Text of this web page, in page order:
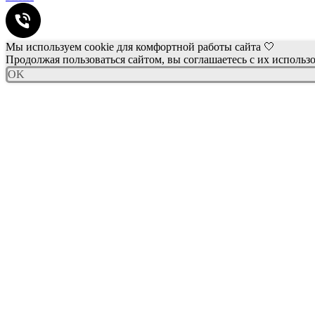
Мы используем cookie для комфортной работы сайта 🤍
Продолжая пользоваться сайтом, вы соглашаетесь с их
OK